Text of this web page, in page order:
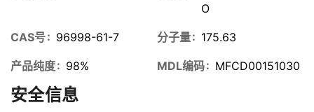
O
CAS号 96998-61-7 分子量 175.63
产品纯度 98% MDL编码 MFCD00151030
安全信息